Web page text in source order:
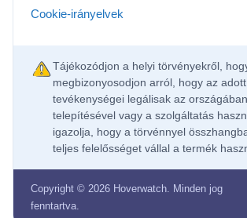
Cookie-irányelvek
Tájékozódjon a helyi törvényekről,
megbizonyosodjon arról, hogy az
tevékenységei legálisak az
telepítésével vagy a szolgáltatás
igazolja, hogy a törvénnyel
teljes felelősséget vállal a termék
Copyright © 2026 Hoverwatch. Minden jog
fenntartva.